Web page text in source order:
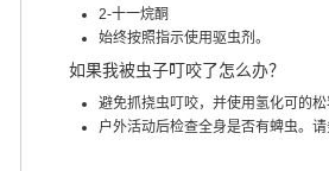
2-十一烷酮
始终按照指示使用驱虫剂。
如果我被虫子叮咬了怎么办？
避免抓挠虫叮咬，并使用氢化可的
户外活动后检查全身是否有蜱虫。请